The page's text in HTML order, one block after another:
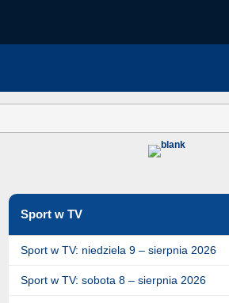
Sport w TV
Sport w TV: niedziela 9 – sierpnia 2026
Sport w TV: sobota 8 – sierpnia 2026